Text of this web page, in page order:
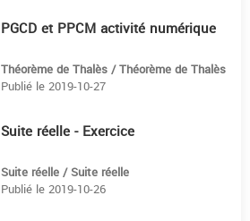
PGCD et PPCM activité numérique
Théorème de Thalès / Théorème de Thalès
Publié le 2019-10-27
Suite réelle - Exercice
Suite réelle / Suite réelle
Publié le 2019-10-26